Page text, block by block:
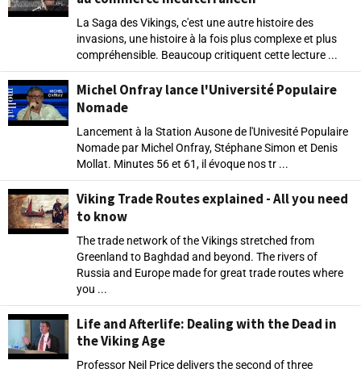
La Saga des Vikings, c'est une autre histoire des
invasions, une histoire à la fois plus complexe et plus
compréhensible. Beaucoup critiquent cette lecture ...
Michel Onfray lance l'Université Populaire
Nomade
Lancement à la Station Ausone de l'Univesité Populaire
Nomade par Michel Onfray, Stéphane Simon et Denis
Mollat. Minutes 56 et 61, il évoque nos tr ...
Viking Trade Routes explained - All you need
to know
The trade network of the Vikings stretched from
Greenland to Baghdad and beyond. The rivers of
Russia and Europe made for great trade routes where
you ...
Life and Afterlife: Dealing with the Dead in
the Viking Age
Professor Neil Price delivers the second of three